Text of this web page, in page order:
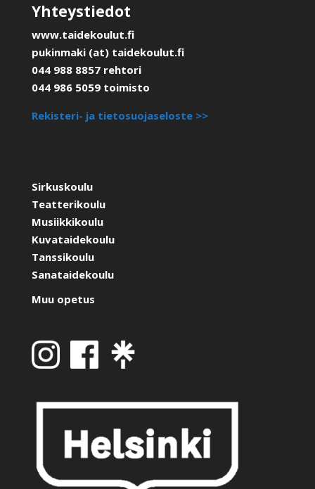
Yhteystiedot
www.taidekoulut.fi
pukinmaki (at) taidekoulut.fi
044 988 8857 rehtori
044 986 5059 toimisto
Rekisteri- ja tietosuojaseloste >>
Sirkuskoulu
Teatterikoulu
Musiikkikoulu
Kuvataidekoulu
Tanssikoulu
Sanataidekoulu
Muu opetus